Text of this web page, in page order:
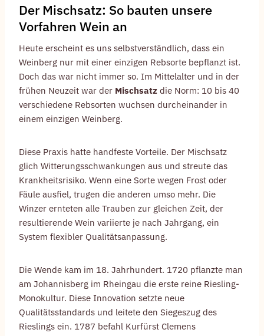
Der Mischsatz: So bauten unsere
Vorfahren Wein an
Heute erscheint es uns selbstverständlich, dass ein
Weinberg nur mit einer einzigen Rebsorte bepflanzt ist.
Doch das war nicht immer so. Im Mittelalter und in der
frühen Neuzeit war der Mischsatz die Norm: 10 bis 40
verschiedene Rebsorten wuchsen durcheinander in
einem einzigen Weinberg.
Diese Praxis hatte handfeste Vorteile. Der Mischsatz
glich Witterungsschwankungen aus und streute das
Krankheitsrisiko. Wenn eine Sorte wegen Frost oder
Fäule ausfiel, trugen die anderen umso mehr. Die
Winzer ernteten alle Trauben zur gleichen Zeit, der
resultierende Wein variierte je nach Jahrgang, ein
System flexibler Qualitätsanpassung.
Die Wende kam im 18. Jahrhundert. 1720 pflanzte man
am Johannisberg im Rheingau die erste reine Riesling-
Monokultur. Diese Innovation setzte neue
Qualitätsstandards und leitete den Siegeszug des
Rieslings ein. 1787 befahl Kurfürst Clemens